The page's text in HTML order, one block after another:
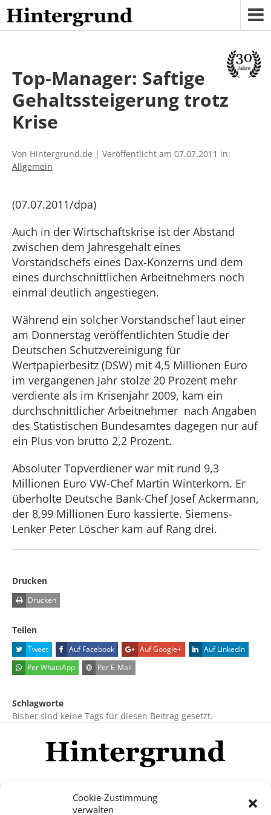
Cookie-Zustimmung
verwalten
Skip
to
content
Top-Manager: Saftige
Gehaltssteigerung trotz
Krise
Von Hintergrund.de | Veröffentlicht am 07.07.2011 in:
Allgemein
(07.07.2011/dpa)
Auch in der Wirtschaftskrise ist der Abstand
zwischen dem Jahresgehalt eines
Vorstandschefs eines Dax-Konzerns und dem
eines durchschnittlichen Arbeitnehmers noch
einmal deutlich angestiegen.
Während ein solcher Vorstandschef laut einer
am Donnerstag veröffentlichten Studie der
Deutschen Schutzvereinigung für
Wertpapierbesitz (DSW) mit 4,5 Millionen Euro
im vergangenen Jahr stolze 20 Prozent mehr
verdiente als im Krisenjahr 2009, kam ein
durchschnittlicher Arbeitnehmer nach Angaben
des Statistischen Bundesamtes dagegen nur auf
ein Plus von brutto 2,2 Prozent.
Absoluter Topverdiener war mit rund 9,3
Millionen Euro VW-Chef Martin Winterkorn. Er
überholte Deutsche Bank-Chef Josef Ackermann,
der 8,99 Millionen Euro kassierte. Siemens-
Lenker Peter Löscher kam auf Rang drei.
Drucken
Drucken
Teilen
Tweet Auf Facebook Auf Google+
Auf LinkedIn
Per WhatsApp
Per E-Mail
Schlagworte
Bisher sind keine Tags für diesen Beitrag gesetzt.